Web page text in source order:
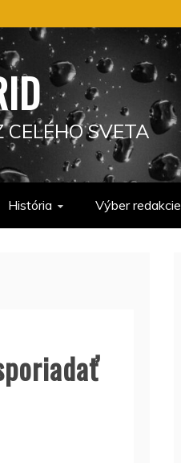
CELÉHO SVETA
História Výber redakcie